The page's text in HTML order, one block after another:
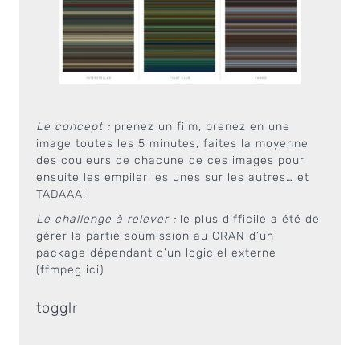
Le concept : prenez un film, prenez en une
image toutes les 5 minutes, faites la moyenne
des couleurs de chacune de ces images pour
ensuite les empiler les unes sur les autres… et
TADAAA!
Le challenge à relever : le plus difficile a été de
gérer la partie soumission au CRAN d’un
package dépendant d’un logiciel externe
(ffmpeg ici)
togglr